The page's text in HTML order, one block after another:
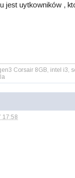
jest uytkowników ,
Corsair 8GB, intel i3,
17:58